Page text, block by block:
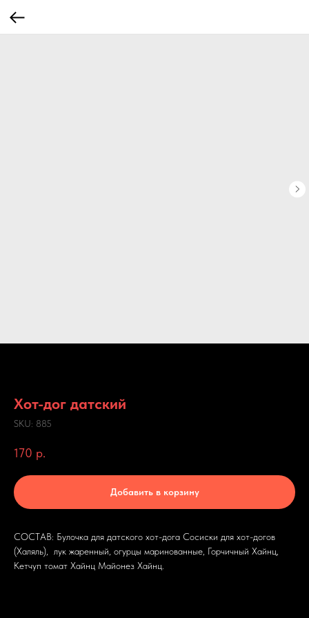
Хот-дог датский
SKU: 885
170 р.
Добавить в корзину
СОСТАВ: Булочка для датского хот-дога Сосиски для хот-догов
(Халяль), лук жаренный, огурцы маринованные, Горчичный Хайнц,
Кетчуп томат Хайнц Майонез Хайнц.